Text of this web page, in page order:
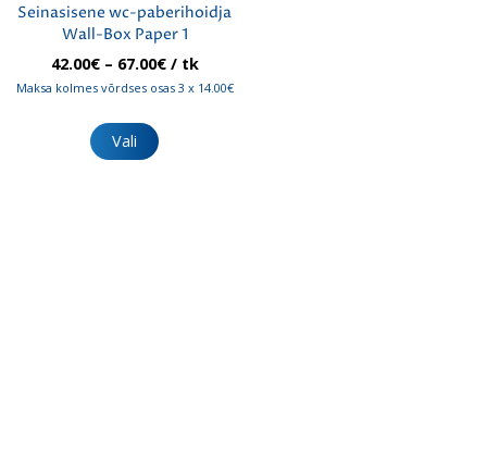
Seinasisene wc-paberihoidja
Wall-Box Paper 1
42.00€ – 67.00€Hinnavahemik:
42.00€
/ tk
Maksa kolmes võrdses osas 3 x 14.00€
Vali
tootel